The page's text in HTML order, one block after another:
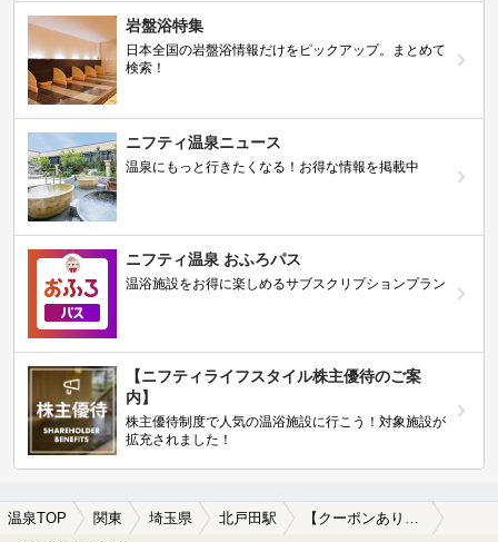
岩盤浴特集
日本全国の岩盤浴情報だけをピックアップ。まとめて
検索！
ニフティ温泉ニュース
温泉にもっと行きたくなる！お得な情報を掲載中
ニフティ温泉 おふろパス
温浴施設をお得に楽しめるサブスクリプションプラン
【ニフティライフスタイル株主優待のご案
内】
株主優待制度で人気の温浴施設に行こう！対象施設が
拡充されました！
温泉TOP 関東 埼玉県 北戸田駅 【クーポンあり】女子旅・女子会におすすめの北戸田駅近くの温泉、日帰り温泉、スーパー銭湯おすすめ